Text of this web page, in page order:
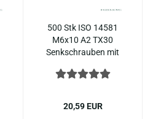
500 Stk ISO 14581
M6x10 A2 TX30
Senk­schrau­ben mit
DIN 965 ), Edel­stahl
20,59 EUR